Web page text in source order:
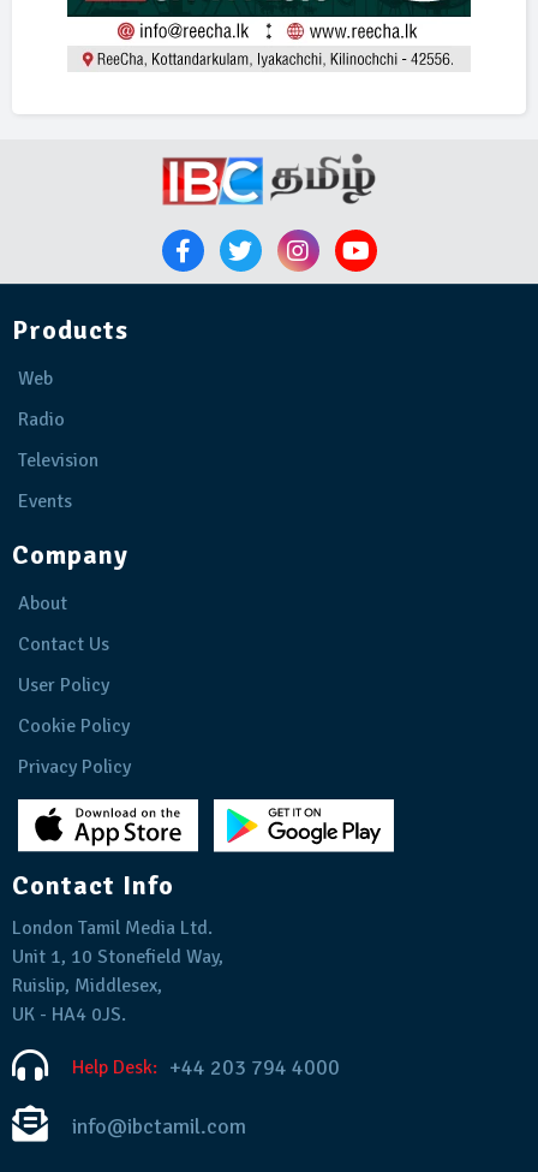
Products
Web
Radio
Television
Events
Company
About
Contact Us
User Policy
Cookie Policy
Privacy Policy
Contact Info
London Tamil Media Ltd.
Unit 1, 10 Stonefield Way,
Ruislip, Middlesex,
UK - HA4 0JS.
Help Desk: +44 203 794 4000
info@ibctamil.com